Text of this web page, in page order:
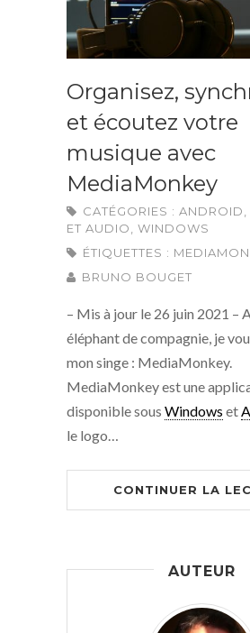
Organisez,
et écoutez votre
musique avec
MediaMonkey
CATÉGORIES : ANDROID
ET AUDIO
WINDOWS
ÉTIQUETTES :
BRUNO BOUGET
– Mis à jour le 26 juin 2021 –
éléphant de compagnie, je
mon singe : MediaMonkey.
MediaMonkey est une
disponible sous Windows et
le logo…
CONTINUER LA
AUTEUR